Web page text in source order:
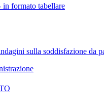
in formato tabellare
sulla soddisfazione da